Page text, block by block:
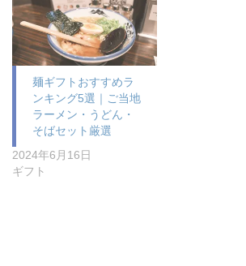
麺ギフトおすすめラ
ンキング5選｜ご当地
ラーメン・うどん・
そばセット厳選
2024年6月16日
ギフト